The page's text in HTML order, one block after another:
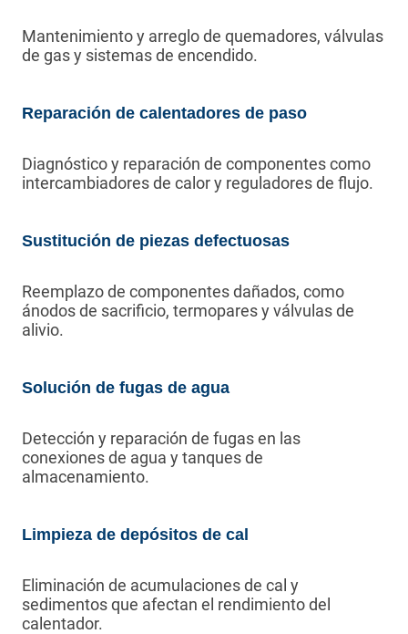
Mantenimiento y arreglo de quemadores, válvulas
de gas y sistemas de encendido.
Reparación de calentadores de paso
Diagnóstico y reparación de componentes como
intercambiadores de calor y reguladores de flujo.
Sustitución de piezas defectuosas
Reemplazo de componentes dañados, como
ánodos de sacrificio, termopares y válvulas de
alivio.
Solución de fugas de agua
Detección y reparación de fugas en las
conexiones de agua y tanques de
almacenamiento.
Limpieza de depósitos de cal
Eliminación de acumulaciones de cal y
sedimentos que afectan el rendimiento del
calentador.